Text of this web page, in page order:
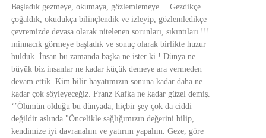
Başladık gezmeye, okumaya, gözlemlemeye… Gezdikçe
çoğaldık, okudukça bilinçlendik ve izleyip, gözlemledikçe
çevremizde devasa olarak nitelenen sorunları, sıkıntıları !!!
minnacık görmeye başladık ve sonuç olarak birlikte huzur
bulduk. İnsan bu zamanda başka ne ister ki ! Dünya ne
büyük biz insanlar ne kadar küçük demeye ara vermeden
devam ettik. Kim bilir hayatımızın sonuna kadar daha ne
kadar çok söyleyeceğiz. Franz Kafka ne kadar güzel demiş.
‘’Ölümün olduğu bu dünyada, hiçbir şey çok da ciddi
değildir aslında."Öncelikle sağlığımızın değerini bilip,
kendimize iyi davranalım ve yatırım yapalım. Geze, göre